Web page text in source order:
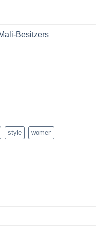
Besitzers
style women